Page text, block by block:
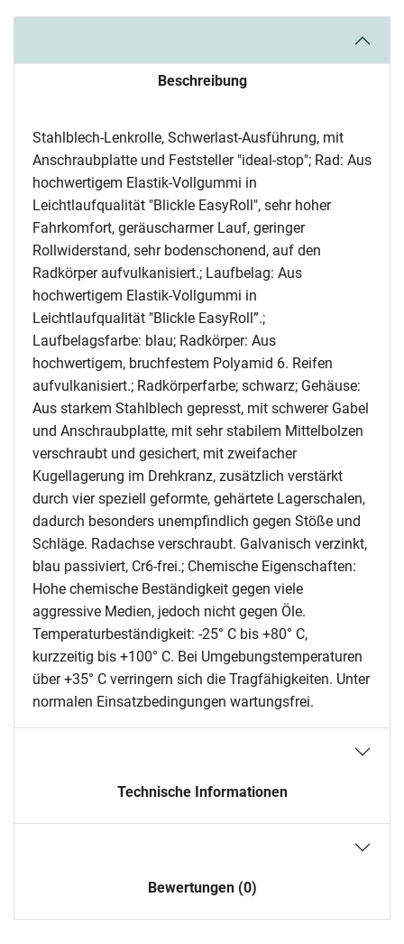
Beschreibung
Stahlblech-Lenkrolle, Schwerlast-Ausführung, mit
Anschraubplatte und Feststeller "ideal-stop"; Rad: Aus
hochwertigem Elastik-Vollgummi in
Leichtlaufqualität "Blickle EasyRoll", sehr hoher
Fahrkomfort, geräuscharmer Lauf, geringer
Rollwiderstand, sehr bodenschonend, auf den
Radkörper aufvulkanisiert.; Laufbelag: Aus
hochwertigem Elastik-Vollgummi in
Leichtlaufqualität "Blickle EasyRoll”.;
Laufbelagsfarbe: blau; Radkörper: Aus
hochwertigem, bruchfestem Polyamid 6. Reifen
aufvulkanisiert.; Radkörperfarbe; schwarz; Gehäuse:
Aus starkem Stahlblech gepresst, mit schwerer Gabel
und Anschraubplatte, mit sehr stabilem Mittelbolzen
verschraubt und gesichert, mit zweifacher
Kugellagerung im Drehkranz, zusätzlich verstärkt
durch vier speziell geformte, gehärtete Lagerschalen,
dadurch besonders unempfindlich gegen Stöße und
Schläge. Radachse verschraubt. Galvanisch verzinkt,
blau passiviert, Cr6-frei.; Chemische Eigenschaften:
Hohe chemische Beständigkeit gegen viele
aggressive Medien, jedoch nicht gegen Öle.
Temperaturbeständigkeit: -25° C bis +80° C,
kurzzeitig bis +100° C. Bei Umgebungstemperaturen
über +35° C verringern sich die Tragfähigkeiten. Unter
normalen Einsatzbedingungen wartungsfrei.
Technische Informationen
Bewertungen (0)